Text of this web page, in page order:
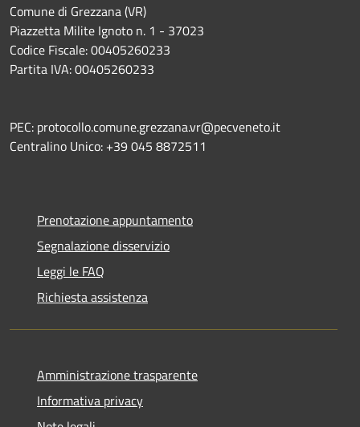
Comune di Grezzana (VR)
Piazzetta Milite Ignoto n. 1 - 37023
Codice Fiscale: 00405260233
Partita IVA: 00405260233
PEC: protocollo.comune.grezzana.vr@pecveneto.it
Centralino Unico: +39 045 8872511
Prenotazione appuntamento
Segnalazione disservizio
Leggi le FAQ
Richiesta assistenza
Amministrazione trasparente
Informativa privacy